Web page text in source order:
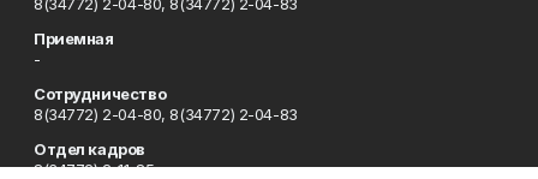
8(34772) 2-04-80, 8(34772) 2-04-83
Приемная
-
Сотрудничество
8(34772) 2-04-80, 8(34772) 2-04-83
Отдел кадров
8(34772) 2-11-85